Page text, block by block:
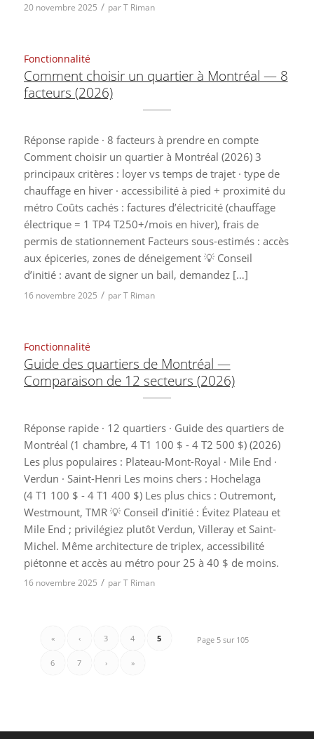
20 novembre 2025 / parT Riman
Fonctionnalité
Comment choisir un quartier à Montréal — 8
facteurs (2026)
Réponse rapide · 8 facteurs à prendre en compte
Comment choisir un quartier à Montréal (2026) 3
principaux critères : loyer vs temps de trajet · type de
chauffage en hiver · accessibilité à pied + proximité du
métro Coûts cachés : factures d’électricité (chauffage
électrique = 1 TP4 T250+/mois en hiver), frais de
permis de stationnement Facteurs sous-estimés : accès
aux épiceries, zones de déneigement 💡 Conseil
d’initié : avant de signer un bail, demandez […]
16 novembre 2025 / parT Riman
Fonctionnalité
Guide des quartiers de Montréal —
Comparaison de 12 secteurs (2026)
Réponse rapide · 12 quartiers · Guide des quartiers de
Montréal (1 chambre, 4 T1 100 $ - 4 T2 500 $) (2026)
Les plus populaires : Plateau-Mont-Royal · Mile End ·
Verdun · Saint-Henri Les moins chers : Hochelaga
(4 T1 100 $ - 4 T1 400 $) Les plus chics : Outremont,
Westmount, TMR 💡 Conseil d’initié : Évitez Plateau et
Mile End ; privilégiez plutôt Verdun, Villeray et Saint-
Michel. Même architecture de triplex, accessibilité
piétonne et accès au métro pour 25 à 40 $ de moins.
16 novembre 2025 / parT Riman
Page 5 sur 105
« ‹ 3 4 5
6 7 › »